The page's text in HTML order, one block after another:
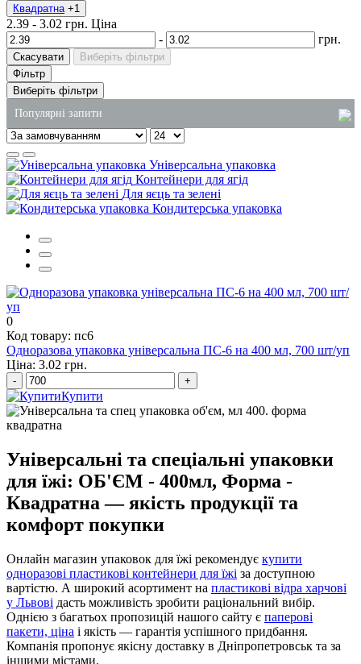
Квадратна +1
2.39 - 3.02 грн. Ціна
-
грн.
Скасувати
Виберіть фільтри
Фільтр
Виберіть фільтри
Популярні запити
крафт пакети з ручками
засіб для миття скла 5л
коробки для китайської локшини
холдер для стаканів
замовлення миючих засобів
Універсальна упаковка
Контейнери для ягід
Для яєць та зелені
Кондитерська упаковка
0
Код товару: пс6
Одноразова упаковка універсальна ПС-6 на 400 мл, 700 шт/уп
Ціна: 3.02 грн.
- +
Купити
Універсальні та спеціальні упаковки
для їжі: ОБ'ЄМ - 400мл, Форма -
Квадратна — якість продукції та
комфорт покупки
Онлайн магазин упаковок для їжі рекомендує купити
одноразові пластикові контейнери для їжі за доступною
вартістю. А широкий асортимент на пластикові відра харчові
у Львові дасть можливість зробити раціональний вибір.
Однією з багатьох пропозицій нашого сайту є паперові
пакети, ціна і якість — гарантія успішного придбання.
Компанія пропонує якісну доставку в Дніпропетровськ та за
іншими містами.